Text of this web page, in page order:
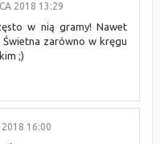
2018 13:29
w nią gramy! Nawet
Świetna zarówno w kręgu
;)
2018 16:00